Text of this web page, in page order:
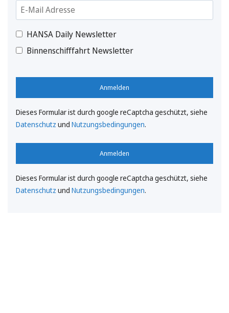
HANSA Daily Newsletter
Binnenschifffahrt Newsletter
Anmelden
Dieses Formular ist durch google reCaptcha geschützt, siehe
Datenschutz und Nutzungsbedingungen.
Anmelden
Dieses Formular ist durch google reCaptcha geschützt, siehe
Datenschutz und Nutzungsbedingungen.